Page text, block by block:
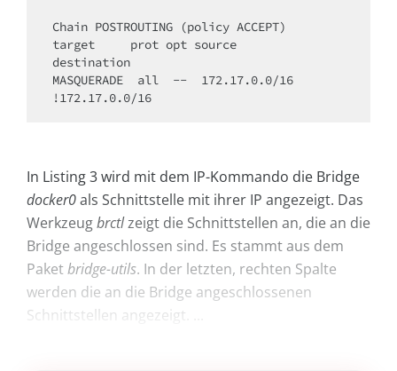
Chain POSTROUTING (policy ACCEPT)
target     prot opt source
destination
MASQUERADE  all  --  172.17.0.0/16
!172.17.0.0/16
In Listing 3 wird mit dem IP-Kommando die Bridge
docker0als Schnittstelle mit ihrer IP angezeigt. Das
Werkzeugbrctlzeigt die Schnittstellen an, die an die
Bridge angeschlossen sind. Es stammt aus dem
Paketbridge-utils. In der letzten, rechten Spalte
werden die an die Bridge angeschlossenen
Schnittstellen angezeigt. ...